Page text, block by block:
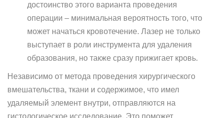
достоинство этого варианта проведения
операции – минимальная вероятность того, что
может начаться кровотечение. Лазер не только
выступает в роли инструмента для удаления
образования, но также сразу прижигает кровь.
Независимо от метода проведения хирургического
вмешательства, ткани и содержимое, что имел
удаляемый элемент внутри, отправляются на
гистологическое исследование. Это поможет